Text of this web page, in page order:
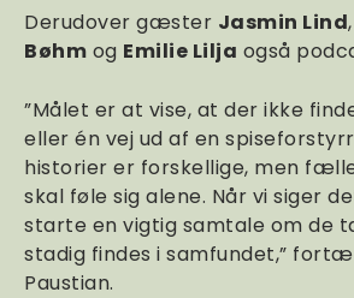
Derudover gæster Jasmin Lind,
Bøhm og Emilie Lilja også
”Målet er at vise, at der ikke
eller én vej ud af en
historier er forskellige, men
skal føle sig alene. Når vi siger
starte en vigtig samtale om de
stadig findes i samfundet,”
Paustian.